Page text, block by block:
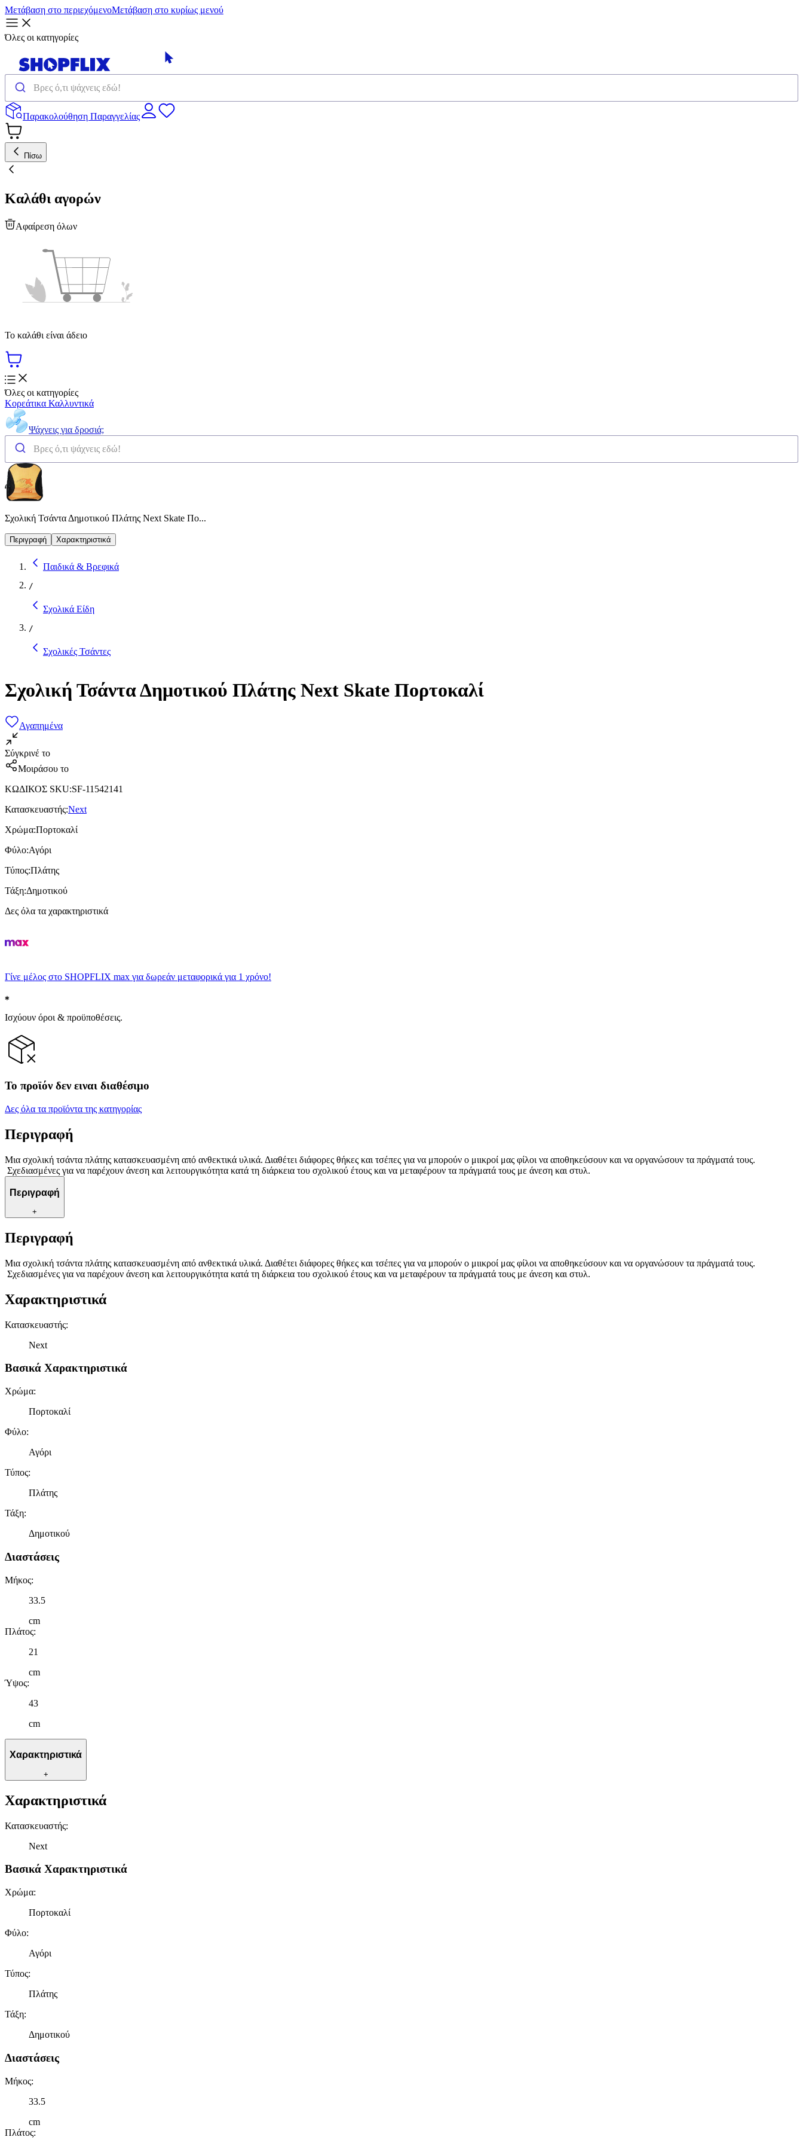
Μετάβαση στο περιεχόμενοΜετάβαση στο κυρίως μενού
Όλες οι κατηγορίες
Παρακολούθηση Παραγγελίας
Πίσω
Καλάθι αγορών
Αφαίρεση όλων
Το καλάθι είναι άδειο
Όλες οι κατηγορίες
Κορεάτικα Καλλυντικά
Ψάχνεις για δροσιά;
Σχολική Τσάντα Δημοτικού Πλάτης Next Skate Πο...
Περιγραφή Χαρακτηριστικά
Παιδικά & Βρεφικά
/
Σχολικά Είδη
/
Σχολικές Τσάντες
Σχολική Τσάντα Δημοτικού Πλάτης Next Skate Πορτοκαλί
Αγαπημένα
Σύγκρινέ το
Μοιράσου το
ΚΩΔΙΚΟΣ SKU:SF-11542141
Κατασκευαστής:Next
Χρώμα:Πορτοκαλί
Φύλο:Αγόρι
Τύπος:Πλάτης
Τάξη:Δημοτικού
Δες όλα τα χαρακτηριστικά
Γίνε μέλος στο SHOPFLIX max για δωρεάν μεταφορικά για 1 χρόνο!
Ισχύουν όροι & προϋποθέσεις.
Το προϊόν δεν ειναι διαθέσιμο
Δες όλα τα προϊόντα της κατηγορίας
Περιγραφή
Μια σχολική τσάντα πλάτης κατασκευασμένη από ανθεκτικά υλικά. Διαθέτει διάφορες θήκες και τσέπες για να μπορούν ο μιικροί μας φίλοι να αποθηκεύσουν και να οργανώσουν τα πράγματά τους.
Σχεδιασμένες για να παρέχουν άνεση και λειτουργικότητα κατά τη διάρκεια του σχολικού έτους και να μεταφέρουν τα πράγματά τους με άνεση και στυλ.
Περιγραφή
+
Περιγραφή
Μια σχολική τσάντα πλάτης κατασκευασμένη από ανθεκτικά υλικά. Διαθέτει διάφορες θήκες και τσέπες για να μπορούν ο μιικροί μας φίλοι να αποθηκεύσουν και να οργανώσουν τα πράγματά τους.
Σχεδιασμένες για να παρέχουν άνεση και λειτουργικότητα κατά τη διάρκεια του σχολικού έτους και να μεταφέρουν τα πράγματά τους με άνεση και στυλ.
Χαρακτηριστικά
Κατασκευαστής:
Next
Βασικά Χαρακτηριστικά
Χρώμα:
Πορτοκαλί
Φύλο:
Αγόρι
Τύπος:
Πλάτης
Τάξη:
Δημοτικού
Διαστάσεις
Μήκος:
33.5
cm
Πλάτος:
21
cm
Ύψος:
43
cm
Χαρακτηριστικά
+
Χαρακτηριστικά
Κατασκευαστής:
Next
Βασικά Χαρακτηριστικά
Χρώμα:
Πορτοκαλί
Φύλο:
Αγόρι
Τύπος:
Πλάτης
Τάξη:
Δημοτικού
Διαστάσεις
Μήκος:
33.5
cm
Πλάτος: